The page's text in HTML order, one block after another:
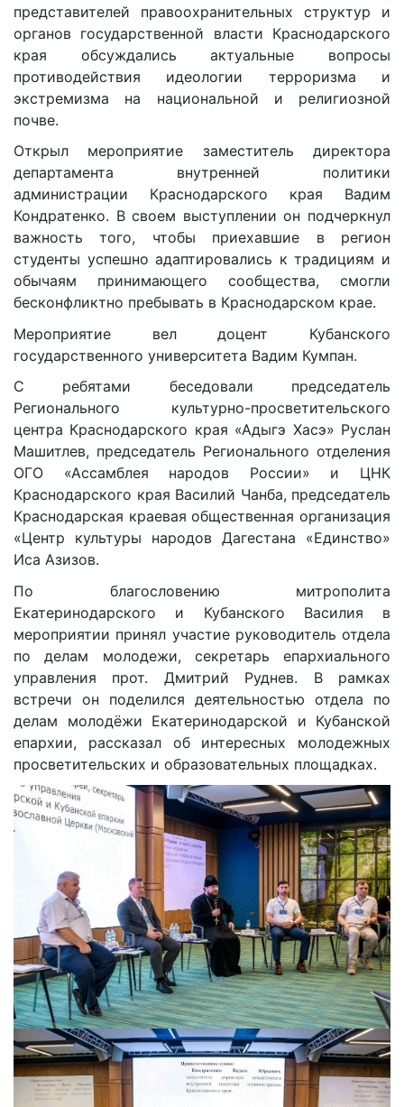
представителей правоохранительных структур и
органов государственной власти Краснодарского
края обсуждались актуальные вопросы
противодействия идеологии терроризма и
экстремизма на национальной и религиозной
почве.
Открыл мероприятие заместитель директора
департамента внутренней политики
администрации Краснодарского края Вадим
Кондратенко. В своем выступлении он подчеркнул
важность того, чтобы приехавшие в регион
студенты успешно адаптировались к традициям и
обычаям принимающего сообщества, смогли
бесконфликтно пребывать в Краснодарском крае.
Мероприятие вел доцент Кубанского
государственного университета Вадим Кумпан.
С ребятами беседовали председатель
Регионального культурно-просветительского
центра Краснодарского края «Адыгэ Хасэ» Руслан
Машитлев, председатель Регионального отделения
ОГО «Ассамблея народов России» и ЦНК
Краснодарского края Василий Чанба, председатель
Краснодарская краевая общественная организация
«Центр культуры народов Дагестана «Единство»
Иса Азизов.
По благословению митрополита
Екатеринодарского и Кубанского Василия в
мероприятии принял участие руководитель отдела
по делам молодежи, секретарь епархиального
управления прот. Дмитрий Руднев. В рамках
встречи он поделился деятельностью отдела по
делам молодёжи Екатеринодарской и Кубанской
епархии, рассказал об интересных молодежных
просветительских и образовательных площадках.